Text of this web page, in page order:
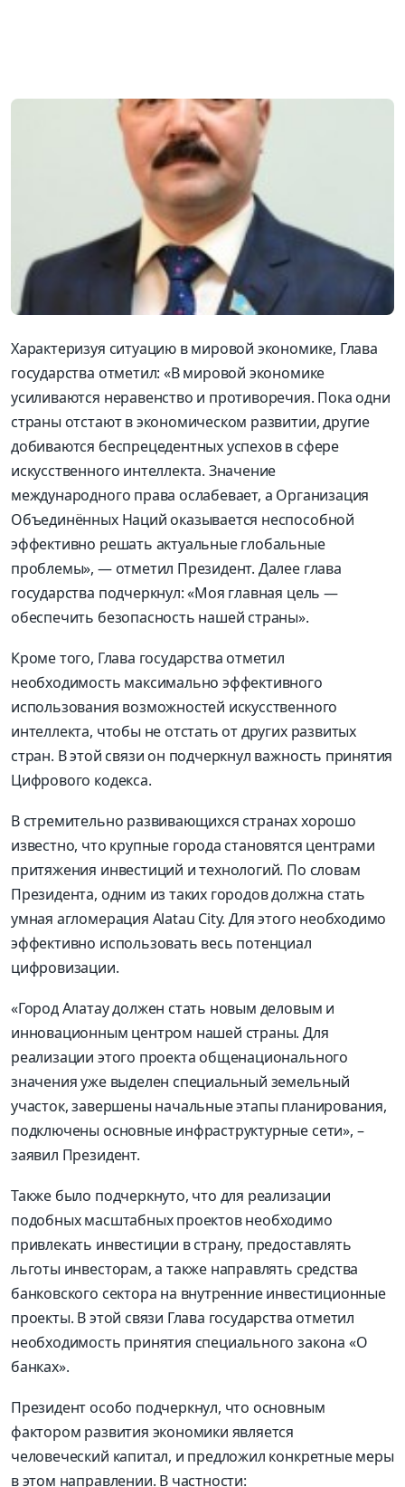
Характеризуя ситуацию в мировой экономике, Глава
государства отметил: «В мировой экономике
усиливаются неравенство и противоречия. Пока одни
страны отстают в экономическом развитии, другие
добиваются беспрецедентных успехов в сфере
искусственного интеллекта. Значение
международного права ослабевает, а Организация
Объединённых Наций оказывается неспособной
эффективно решать актуальные глобальные
проблемы», — отметил Президент. Далее глава
государства подчеркнул: «Моя главная цель —
обеспечить безопасность нашей страны».
Кроме того, Глава государства отметил
необходимость максимально эффективного
использования возможностей искусственного
интеллекта, чтобы не отстать от других развитых
стран. В этой связи он подчеркнул важность принятия
Цифрового кодекса.
В стремительно развивающихся странах хорошо
известно, что крупные города становятся центрами
притяжения инвестиций и технологий. По словам
Президента, одним из таких городов должна стать
умная агломерация Alatau City. Для этого необходимо
эффективно использовать весь потенциал
цифровизации.
«Город Алатау должен стать новым деловым и
инновационным центром нашей страны. Для
реализации этого проекта общенационального
значения уже выделен специальный земельный
участок, завершены начальные этапы планирования,
подключены основные инфраструктурные сети», –
заявил Президент.
Также было подчеркнуто, что для реализации
подобных масштабных проектов необходимо
привлекать инвестиции в страну, предоставлять
льготы инвесторам, а также направлять средства
банковского сектора на внутренние инвестиционные
проекты. В этой связи Глава государства отметил
необходимость принятия специального закона «О
банках».
Президент особо подчеркнул, что основным
фактором развития экономики является
человеческий капитал, и предложил конкретные меры
в этом направлении. В частности: